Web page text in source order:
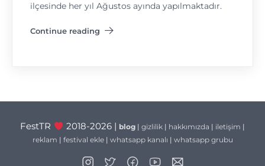
ilçesinde her yıl Ağustos ayında yapılmaktadır.
Continue reading
"Pülümür Bal Festivali"
FestTR 2018-2026 | blog| gizlilik| hakkımızda | iletişim |
reklam | festival ekle| whatsapp kanalı | whatsapp grubu